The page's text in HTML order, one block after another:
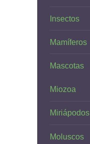
Insectos
Mamíferos
Mascotas
Miozoa
Miriápodos
Moluscos